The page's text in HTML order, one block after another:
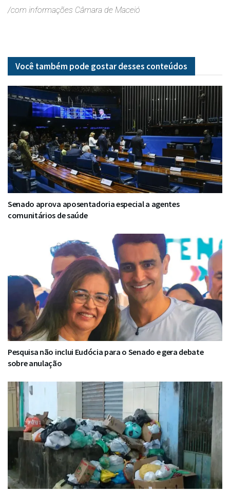
/com informações Câmara de Maceió
Você também pode gostar desses conteúdos
Senado aprova aposentadoria especial a agentes
comunitários de saúde
Pesquisa não inclui Eudócia para o Senado e gera debate
sobre anulação